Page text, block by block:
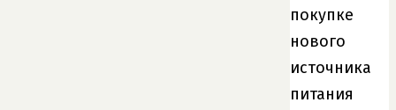
покупке
нового
источника
питания